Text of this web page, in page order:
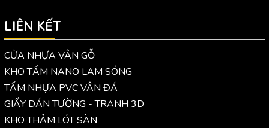
LIÊN KẾT
CỬA NHỰA VÂN GỖ
KHO TẤM NANO LAM SÓNG
TẤM NHỰA PVC VÂN ĐÁ
GIẤY DÁN TƯỜNG - TRANH 3D
KHO THẢM LÓT SÀN